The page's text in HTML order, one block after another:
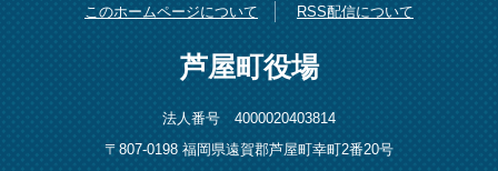
このホームページについて
RSS配信について
芦屋町役場
法人番号 4000020403814
〒807-0198 福岡県遠賀郡芦屋町幸町2番20号